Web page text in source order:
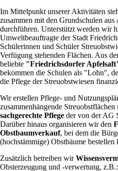
Im Mittelpunkt unserer Aktivitäten
zusammen mit den Grundschulen
durchführen. Unterstützt werden wir
Umweltbeauftragte der Stadt
Schülerinnen und Schüler
Verfügung stehenden Flächen. Aus
beliebte "Friedrichsdorfer
bekommen die Schulen als "Lohn",
die Pflege der Streuobstwiesen
Wir erstellen Pflege- und
zusammenhängende
sachgerechte Pflege der von der AG
Darüber hinaus organisieren wir den
Obstbaumverkauf, bei dem die
(hochstämmige) Obstbäume bestellen
Zusätzlich betreiben wir
Obsterzeugung und -verwertung, z.B.: